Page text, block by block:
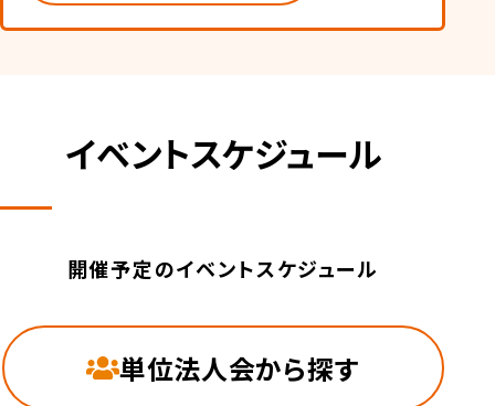
イベントスケジュール
開催予定のイベントスケジュール
単位法人会から探す